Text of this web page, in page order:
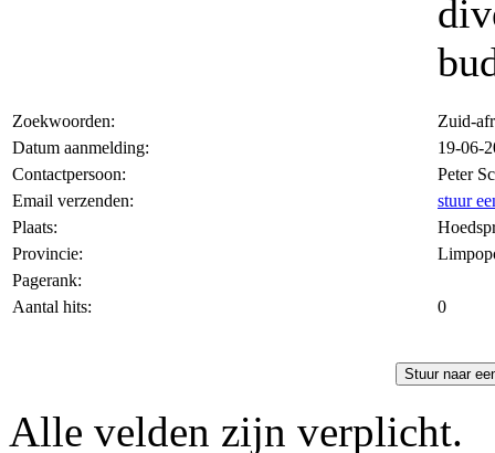
Zoekwoorden:
Zuid-
Datum aanmelding:
19-06-
Contactpersoon:
Peter
Email verzenden:
stuur
Plaats:
Provincie:
Pagerank:
Aantal hits:
0
Stuur naar
Alle velden zijn verplicht.